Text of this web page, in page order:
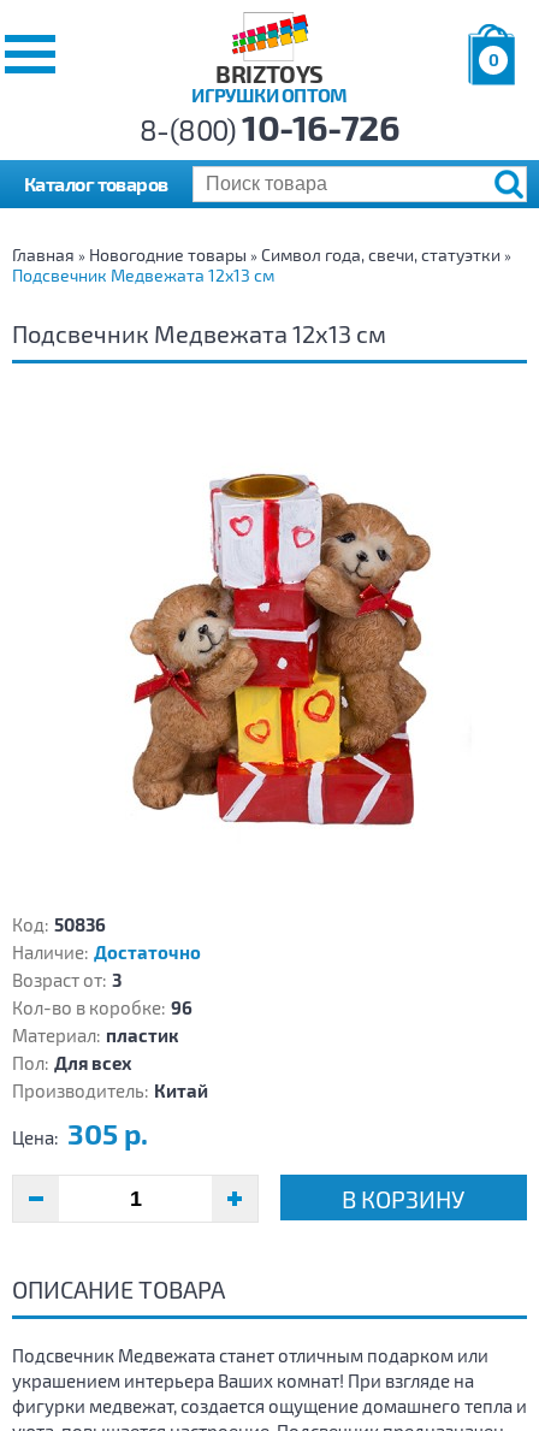
BRIZTOYS
ИГРУШКИ ОПТОМ
0
р.
8-(800)10-16-726
Каталог товаров
Главная » Новогодние товары » Символ года, свечи, статуэтки »
Подсвечник Медвежата 12х13 см
Подсвечник Медвежата 12х13 см
Код: 50836
Наличие: Достаточно
Возраст от: 3
Кол-во в коробке: 96
Материал: пластик
Пол: Для всех
Производитель: Китай
Цена: 305 р.
В КОРЗИНУ
ОПИСАНИЕ ТОВАРА
Подсвечник Медвежата станет отличным подарком или
украшением интерьера Ваших комнат! При взгляде на
фигурки медвежат, создается ощущение домашнего тепла и